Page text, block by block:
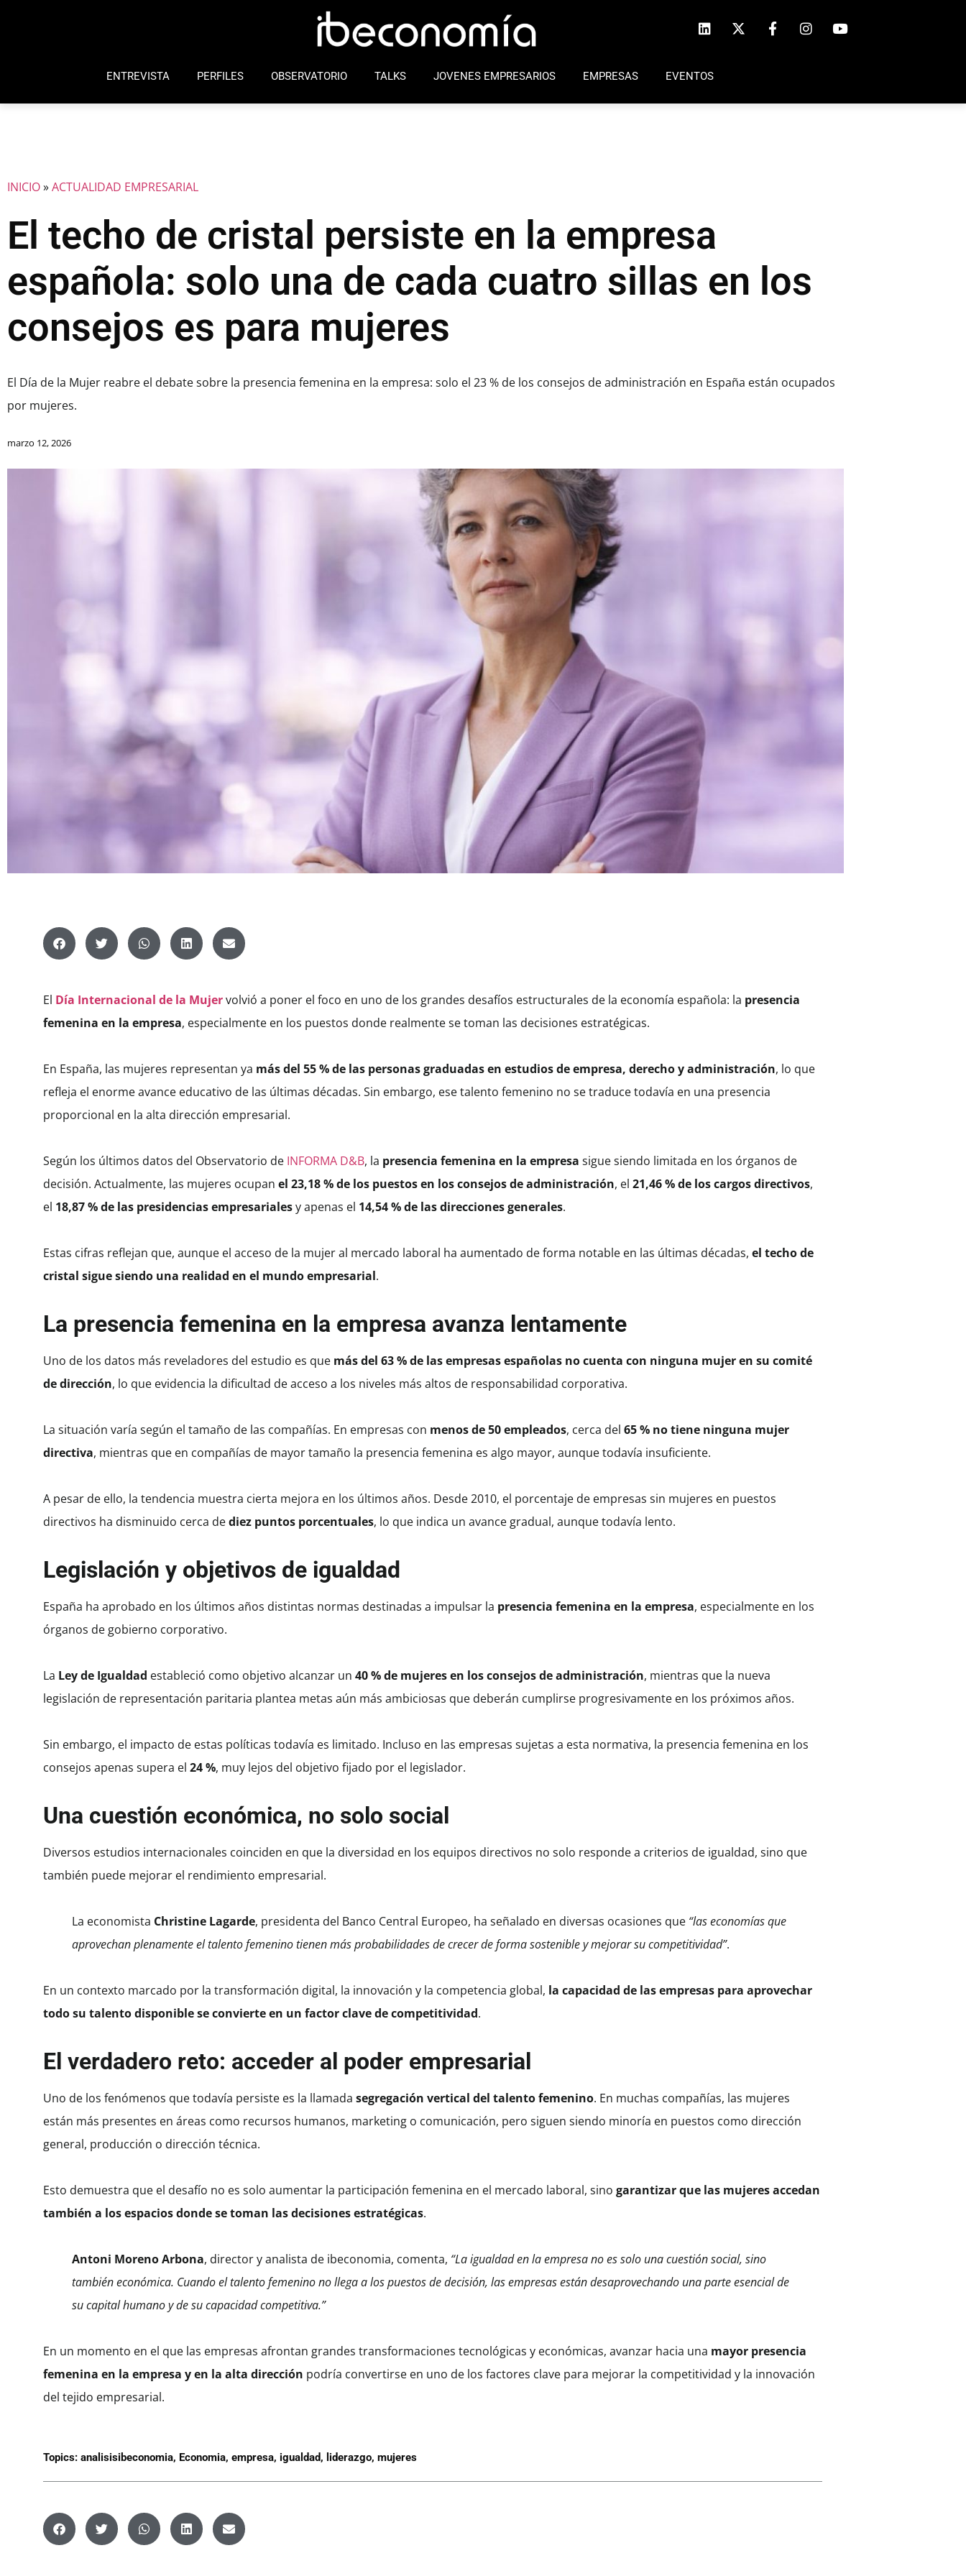
ENTREVISTA PERFILES OBSERVATORIO TALKS JOVENES EMPRESARIOS EMPRESAS EVENTOS
INICIO»ACTUALIDAD EMPRESARIAL
El techo de cristal persiste en la empresa
española: solo una de cada cuatro sillas en los
consejos es para mujeres
El Día de la Mujer reabre el debate sobre la presencia femenina en la empresa: solo el 23 % de los consejos de administración en España están ocupados
por mujeres.
marzo 12, 2026
El Día Internacional de la Mujervolvió a poner el foco en uno de los grandes desafíos estructurales de la economía española: la presencia
femenina en la empresa, especialmente en los puestos donde realmente se toman las decisiones estratégicas.
En España, las mujeres representan ya más del 55 % de las personas graduadas en estudios de empresa, derecho y administración, lo que
refleja el enorme avance educativo de las últimas décadas. Sin embargo, ese talento femenino no se traduce todavía en una presencia
proporcional en la alta dirección empresarial.
Según los últimos datos del Observatorio de INFORMA D&B, la presencia femenina en la empresa sigue siendo limitada en los órganos de
decisión. Actualmente, las mujeres ocupan el 23,18 % de los puestos en los consejos de administración, el 21,46 % de los cargos directivos,
el 18,87 % de las presidencias empresarialesy apenas el 14,54 % de las direcciones generales.
Estas cifras reflejan que, aunque el acceso de la mujer al mercado laboral ha aumentado de forma notable en las últimas décadas, el techo de
cristal sigue siendo una realidad en el mundo empresarial.
La presencia femenina en la empresa avanza lentamente
Uno de los datos más reveladores del estudio es que más del 63 % de las empresas españolas no cuenta con ninguna mujer en su comité
de dirección, lo que evidencia la dificultad de acceso a los niveles más altos de responsabilidad corporativa.
La situación varía según el tamaño de las compañías. En empresas con menos de 50 empleados, cerca del 65 % no tiene ninguna mujer
directiva, mientras que en compañías de mayor tamaño la presencia femenina es algo mayor, aunque todavía insuficiente.
A pesar de ello, la tendencia muestra cierta mejora en los últimos años. Desde 2010, el porcentaje de empresas sin mujeres en puestos
directivos ha disminuido cerca dediez puntos porcentuales, lo que indica un avance gradual, aunque todavía lento.
Legislación y objetivos de igualdad
España ha aprobado en los últimos años distintas normas destinadas a impulsar la presencia femenina en la empresa, especialmente en los
órganos de gobierno corporativo.
La Ley de Igualdad estableció como objetivo alcanzar un 40 % de mujeres en los consejos de administración, mientras que la nueva
legislación de representación paritaria plantea metas aún más ambiciosas que deberán cumplirse progresivamente en los próximos años.
Sin embargo, el impacto de estas políticas todavía es limitado. Incluso en las empresas sujetas a esta normativa, la presencia femenina en los
consejos apenas supera el 24 %, muy lejos del objetivo fijado por el legislador.
Una cuestión económica, no solo social
Diversos estudios internacionales coinciden en que la diversidad en los equipos directivos no solo responde a criterios de igualdad, sino que
también puede mejorar el rendimiento empresarial.
La economista Christine Lagarde, presidenta del Banco Central Europeo, ha señalado en diversas ocasiones que “las economías que
aprovechan plenamente el talento femenino tienen más probabilidades de crecer de forma sostenible y mejorar su competitividad”.
En un contexto marcado por la transformación digital, la innovación y la competencia global, la capacidad de las empresas para aprovechar
todo su talento disponible se convierte en un factor clave de competitividad.
El verdadero reto: acceder al poder empresarial
Uno de los fenómenos que todavía persiste es la llamada segregación vertical del talento femenino. En muchas compañías, las mujeres
están más presentes en áreas como recursos humanos, marketing o comunicación, pero siguen siendo minoría en puestos como dirección
general, producción o dirección técnica.
Esto demuestra que el desafío no es solo aumentar la participación femenina en el mercado laboral, sino garantizar que las mujeres accedan
también a los espacios donde se toman las decisiones estratégicas.
Antoni Moreno Arbona, director y analista de ibeconomia, comenta, “La igualdad en la empresa no es solo una cuestión social, sino
también económica. Cuando el talento femenino no llega a los puestos de decisión, las empresas están desaprovechando una parte esencial de
su capital humano y de su capacidad competitiva.”
En un momento en el que las empresas afrontan grandes transformaciones tecnológicas y económicas, avanzar hacia una mayor presencia
femenina en la empresa y en la alta dirección podría convertirse en uno de los factores clave para mejorar la competitividad y la innovación
del tejido empresarial.
Topics: analisisibeconomia, Economia, empresa, igualdad, liderazgo, mujeres